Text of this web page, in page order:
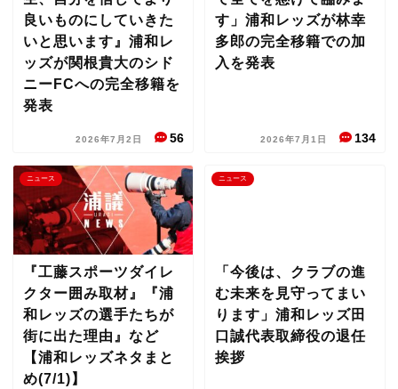
良いものにしていきた
いと思います』浦和レ
ッズが関根貴大のシド
ニーFCへの完全移籍を
発表
2026年7月2日 56
す」浦和レッズが林幸
多郎の完全移籍での加
入を発表
2026年7月1日 134
ニュース
『工藤スポーツダイレ
クター囲み取材』『浦
和レッズの選手たちが
街に出た理由』など
【浦和レッズネタまと
め(7/1)】
ニュース
「今後は、クラブの進
む未来を見守ってまい
ります」浦和レッズ田
口誠代表取締役の退任
挨拶